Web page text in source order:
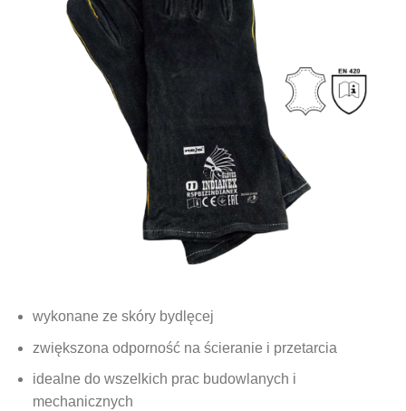
wykonane ze skóry bydlęcej
zwiększona odporność na ścieranie i przetarcia
idealne do wszelkich prac budowlanych i
mechanicznych